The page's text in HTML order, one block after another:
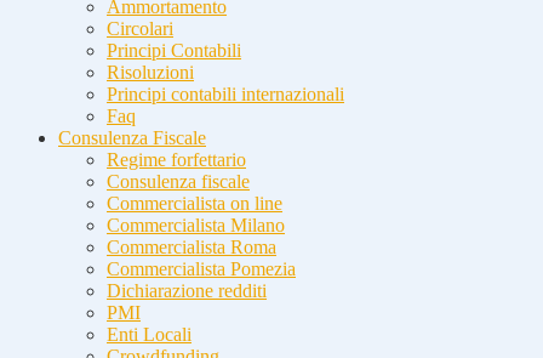
Ammortamento
Circolari
Principi Contabili
Risoluzioni
Principi contabili internazionali
Faq
Consulenza Fiscale
Regime forfettario
Consulenza fiscale
Commercialista on line
Commercialista Milano
Commercialista Roma
Commercialista Pomezia
Dichiarazione redditi
PMI
Enti Locali